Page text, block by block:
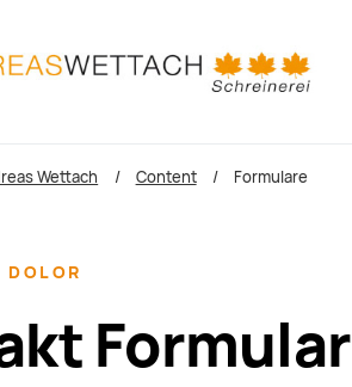
Wettach Content Formulare
DOLOR
Formular